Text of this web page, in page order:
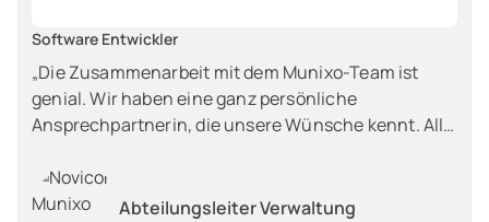
Software Entwickler
„Die Zusammenarbeit mit dem Munixo-Team ist
genial. Wir haben eine ganz persönliche
Ansprechpartnerin, die unsere Wünsche kennt. Alle
verbessern können. Neue Ideen werden schnell
umgesetzt.“Abteilungsleiter Verwaltung